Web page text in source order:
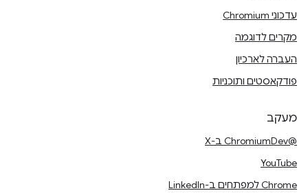
עדכוני Chromium
מקרים לדוגמה
העברה לארכיון
פודקאסטים ותוכניות
מעקב
@ChromiumDev ב-X
YouTube
Chrome למפתחים ב-LinkedIn